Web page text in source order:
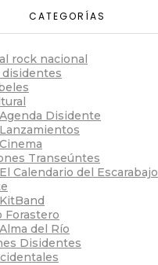
CATEGORÍAS
rock nacional
disidentes
Agenda Disidente
Lanzamientos
Transeúntes
El Calendario del Escarabajo
KitBand
Forastero
Alma del Río
Disidentes